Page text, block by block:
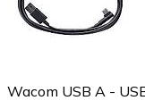
Wacom USB A -